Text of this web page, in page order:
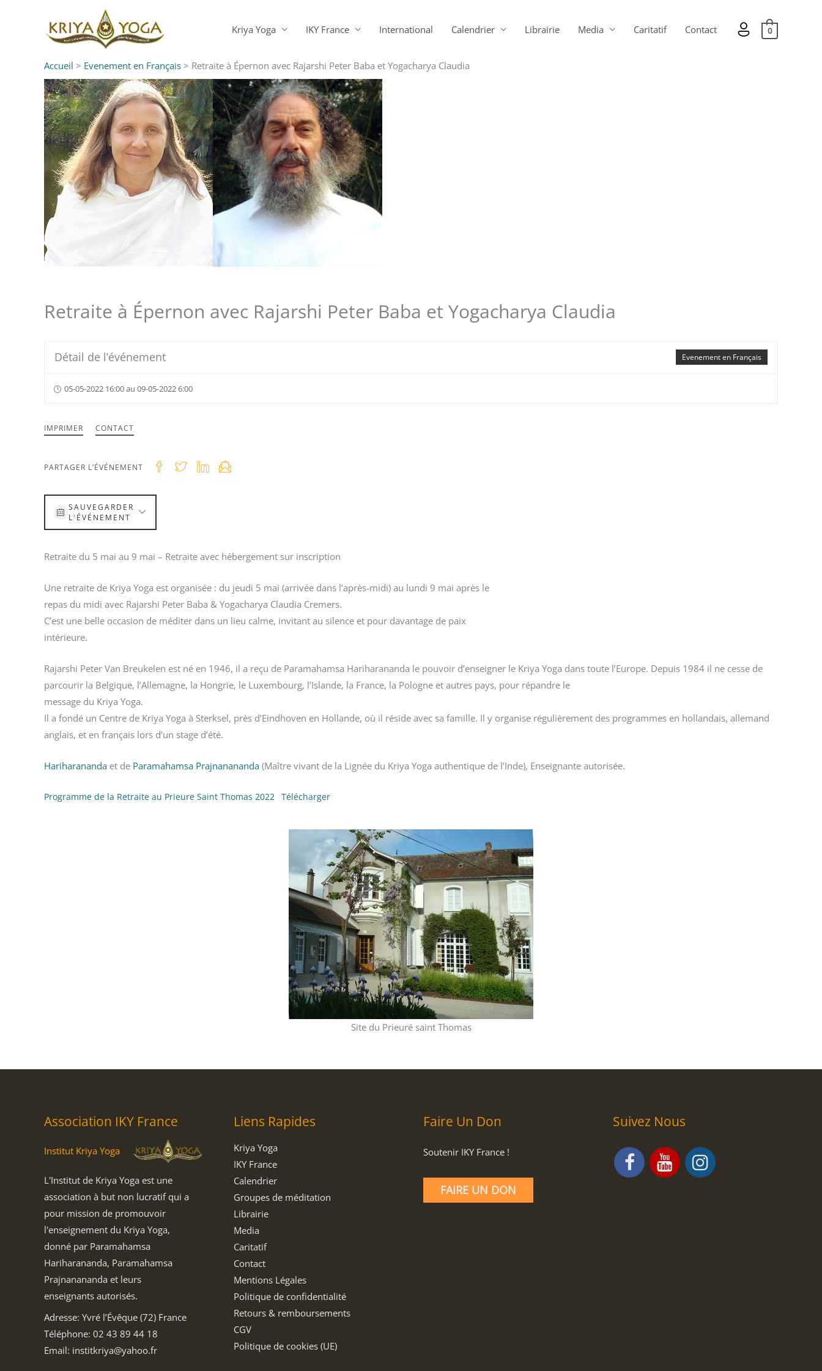
Kriya Yoga IKY France International Calendrier Librairie Media Caritatif Contact 0
Accueil > Evenement en Français > Retraite à Épernon avec Rajarshi Peter Baba et Yogacharya Claudia
Retraite à Épernon avec Rajarshi Peter Baba et Yogacharya Claudia
Evenement en Français
Détail de l’événement
05-05-2022 16:00 au 09-05-2022 6:00
IMPRIMER CONTACT
PARTAGER L’ÉVÉNEMENT
SAUVEGARDER
L'ÉVÉNEMENT
Retraite du 5 mai au 9 mai – Retraite avec hébergement sur inscription
Une retraite de Kriya Yoga est organisée : du jeudi 5 mai (arrivée dans l’après-midi) au lundi 9 mai après le
repas du midi avec Rajarshi Peter Baba & Yogacharya Claudia Cremers.
C’est une belle occasion de méditer dans un lieu calme, invitant au silence et pour davantage de paix
intérieure.
Rajarshi Peter Van Breukelen est né en 1946, il a reçu de Paramahamsa Hariharananda le pouvoir d’enseigner le Kriya Yoga dans toute l’Europe. Depuis 1984 il ne cesse de
parcourir la Belgique, l’Allemagne, la Hongrie, le Luxembourg, l’Islande, la France, la Pologne et autres pays, pour répandre le
message du Kriya Yoga.
Il a fondé un Centre de Kriya Yoga à Sterksel, près d’Eindhoven en Hollande, où il réside avec sa famille. Il y organise régulièrement des programmes en hollandais, allemand
anglais, et en français lors d’un stage d’été.
Hariharananda et de Paramahamsa Prajnanananda (Maître vivant de la Lignée du Kriya Yoga authentique de l’Inde), Enseignante autorisée.
Programme de la Retraite au Prieure Saint Thomas 2022 Télécharger
Site du Prieuré saint Thomas
Association IKY France
Institut Kriya Yoga
L'Institut de Kriya Yoga est une
association à but non lucratif qui a
pour mission de promouvoir
l'enseignement du Kriya Yoga,
donné par Paramahamsa
Hariharananda, Paramahamsa
Prajnanananda et leurs
enseignants autorisés.
Adresse: Yvré l’Évêque (72) France
Téléphone: 02 43 89 44 18
Email: institkriya@yahoo.fr
Liens Rapides
Kriya Yoga
IKY France
Calendrier
Groupes de méditation
Librairie
Media
Caritatif
Contact
Mentions Légales
Politique de confidentialité
Retours & remboursements
CGV
Politique de cookies (UE)
Faire Un Don
Soutenir IKY France !
FAIRE UN DON
Suivez Nous